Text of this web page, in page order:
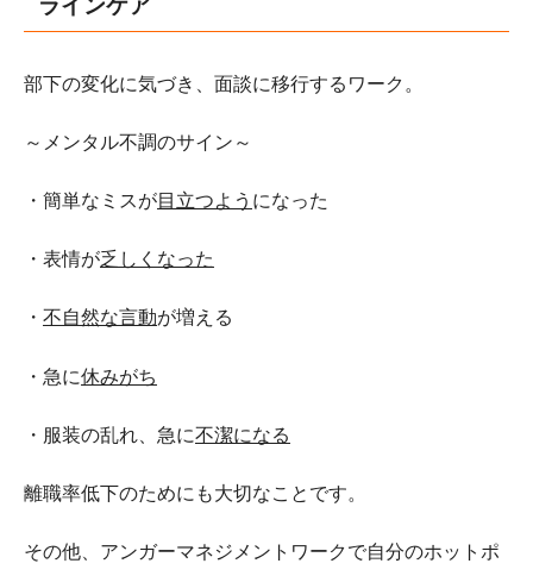
ラインケア
部下の変化に気づき、面談に移行するワーク。
～メンタル不調のサイン～
・簡単なミスが目立つよう になった
・表情が乏しくなった
・ 不自然な言動が増える
・急に休みがち
・服装の乱れ、急に不潔になる
離職率低下のためにも大切なことです。
その他、アンガーマネジメントワークで自分のホットポ